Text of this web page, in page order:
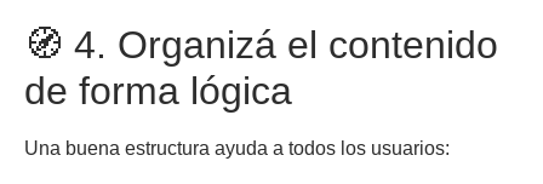
🧭 4. Organizá el contenido
de forma lógica
Una buena estructura ayuda a todos los usuarios: